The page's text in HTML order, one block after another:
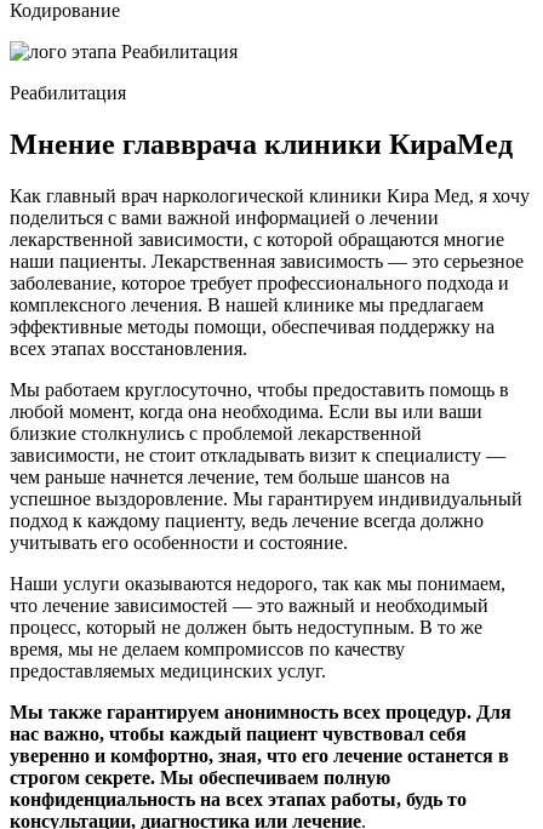
Кодирование
Реабилитация
Мнение главврача клиники КираМед
Как главный врач наркологической клиники Кира Мед, я хочу
поделиться с вами важной информацией о лечении
лекарственной зависимости, с которой обращаются многие
наши пациенты. Лекарственная зависимость — это серьезное
заболевание, которое требует профессионального подхода и
комплексного лечения. В нашей клинике мы предлагаем
эффективные методы помощи, обеспечивая поддержку на
всех этапах восстановления.
Мы работаем круглосуточно, чтобы предоставить помощь в
любой момент, когда она необходима. Если вы или ваши
близкие столкнулись с проблемой лекарственной
зависимости, не стоит откладывать визит к специалисту —
чем раньше начнется лечение, тем больше шансов на
успешное выздоровление. Мы гарантируем индивидуальный
подход к каждому пациенту, ведь лечение всегда должно
учитывать его особенности и состояние.
Наши услуги оказываются недорого, так как мы понимаем,
что лечение зависимостей — это важный и необходимый
процесс, который не должен быть недоступным. В то же
время, мы не делаем компромиссов по качеству
предоставляемых медицинских услуг.
Мы также гарантируем анонимность всех процедур. Для
нас важно, чтобы каждый пациент чувствовал себя
уверенно и комфортно, зная, что его лечение останется в
строгом секрете. Мы обеспечиваем полную
конфиденциальность на всех этапах работы, будь то
консультации, диагностика или лечение.